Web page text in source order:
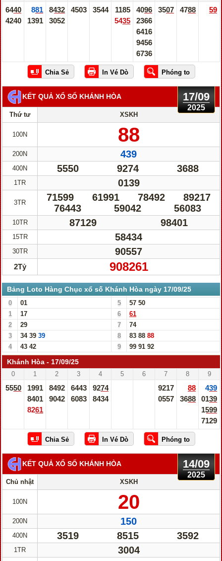
6440
4240
881
1391
8432
3052
4503 3544
1185
5435
4096
2366
6416
9456
6736
3507 4788 59
KẾT QUẢ XỔ SỐ KHÁNH HÒA 17/09
2025
Thứ tư XSKH
100N 88
200N 439
400N 5550 9274 3688
1TR 0139
3TR 71599 61991 78492
89217
76443
59042 56083
10TR 87129 98401
15TR 58434
30TR 90557
2Tỷ 908261
Bảng Loto Hàng Chục xổ số Khánh Hòa ngày 17/09/25
0 01 5 57 50
1
17 6
61
2
29 7
74
3
34 39 39 8 83 88 88
4
43 42 9 99 91 92
Khánh Hòa - 17/09/25
0 1 2 3 4 5 6 7 8 9
5550
1991
8401
8261
8492
9042
6443
6083
9274
8434
9217
0557
88
3688
439
0139
1599
7129
KẾT QUẢ XỔ SỐ KHÁNH HÒA 14/09
2025
Chủ nhật XSKH
100N 20
200N 150
400N 3519 8515 3592
1TR
3004